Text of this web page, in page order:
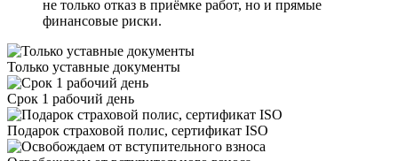
не только отказ в приёмке работ, но и прямые
финансовые риски.
Только уставные документы
Срок 1 рабочий день
Подарок страховой полис, сертификат ISO